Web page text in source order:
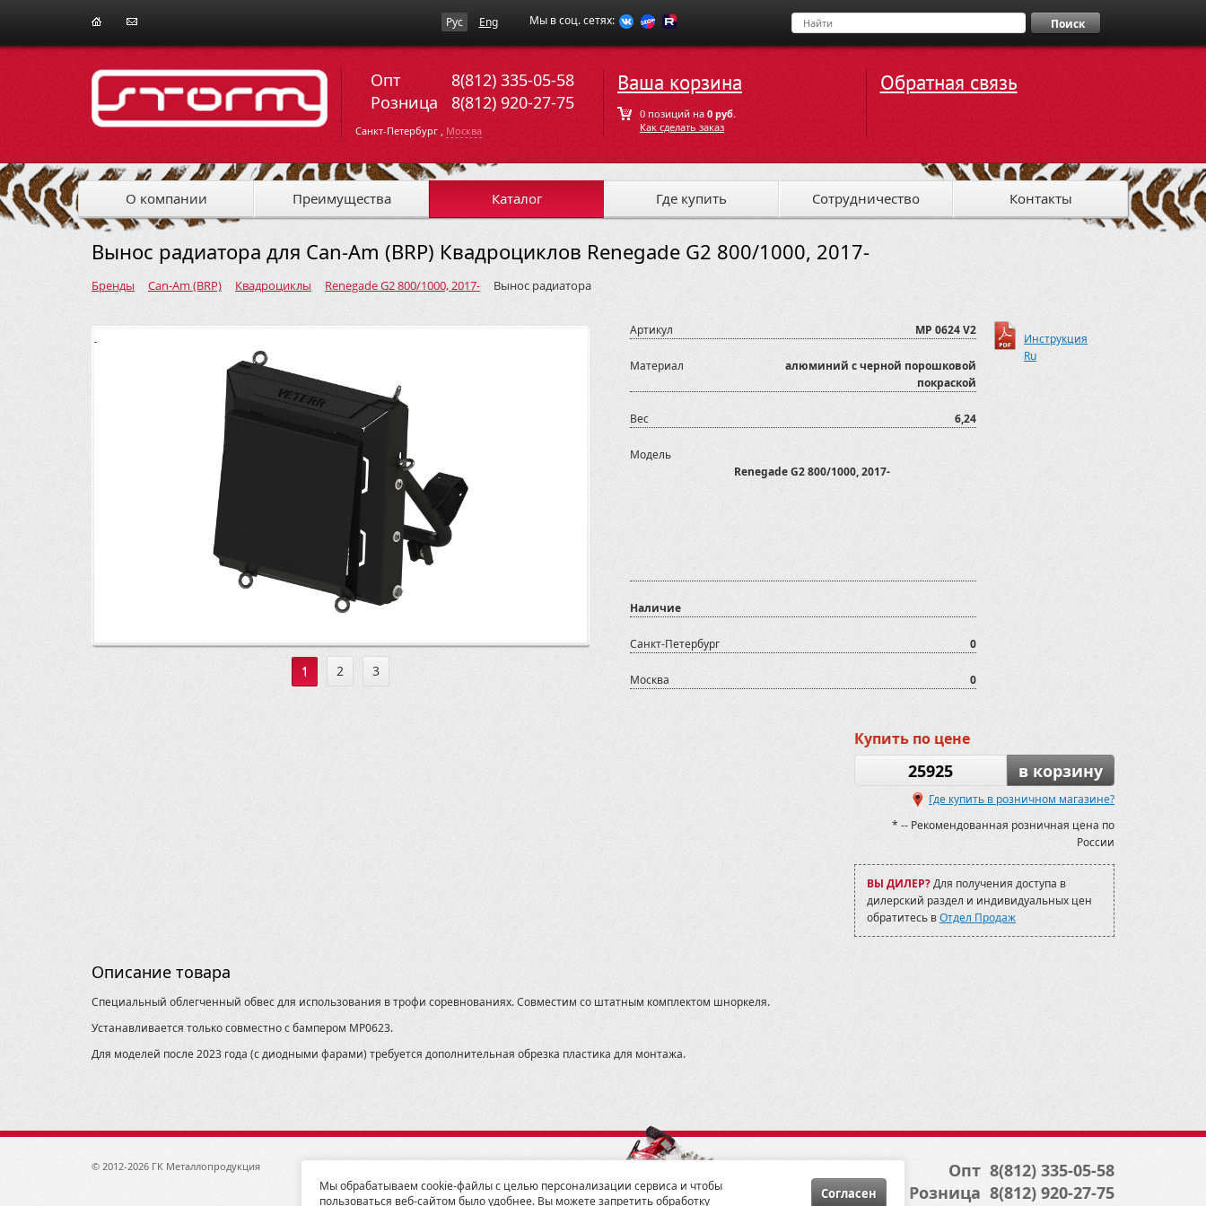
Рус Eng Мы в соц. сетях: Поиск
Опт
8(812) 335-05-58
Розница
8(812) 920-27-75
Санкт-Петербург , Москва
Ваша корзина
0 позиций на 0 руб.
Как сделать заказ
Обратная связь
О компании Преимущества Каталог Где купить Сотрудничество Контакты
Вынос радиатора для Can-Am (BRP) Квадроциклов Renegade G2 800/1000, 2017-
Бренды Can-Am (BRP) Квадроциклы Renegade G2 800/1000, 2017- Вынос радиатора
1 2 3
Артикул MP 0624 V2
Материал
алюминий с черной порошковой
покраской
Вес 6,24
Модель
Renegade G2 800/1000, 2017-
Наличие
Санкт-Петербург 0
Москва 0
Инструкция
Ru
Купить по цене
25925 в корзину
Где купить в розничном магазине?
* -- Рекомендованная розничная цена по
России
ВЫ ДИЛЕР?Для получения доступа в
дилерский раздел и индивидуальных цен
обратитесь вОтдел Продаж
Описание товара
Специальный облегченный обвес для использования в трофи соревнованиях. Совместим со штатным комплектом шноркеля.
Устанавливается только совместно с бампером MP0623.
Для моделей после 2023 года (с диодными фарами) требуется дополнительная обрезка пластика для монтажа.
© 2012-2026 ГК Металлопродукция
Мы работаем по всей России.
Опт 8(812) 335-05-58
Розница 8(812) 920-27-75
Мы обрабатываем cookie-файлы с целью персонализации сервиса и чтобы
пользоваться веб-сайтом было удобнее. Вы можете запретить обработку
Cогласен